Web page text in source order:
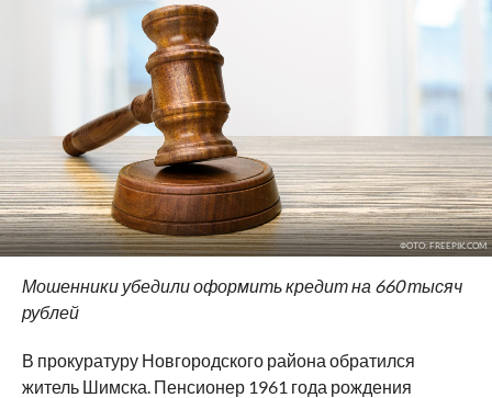
ФОТО: FREEPIK.COM
Мошенники убедили оформить кредит на 660 тысяч
рублей
В прокуратуру Новгородского района обратился
житель Шимска. Пенсионер 1961 года рождения